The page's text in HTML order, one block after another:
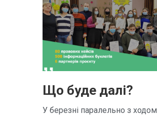
Що буде далі?
У березні паралельно з ходом